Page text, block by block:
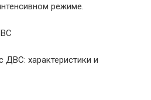
режиме.